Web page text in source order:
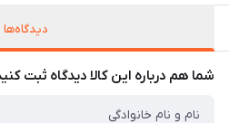
دیدگاه‌ها
شما هم درباره این کالا دیدگاه ثبت